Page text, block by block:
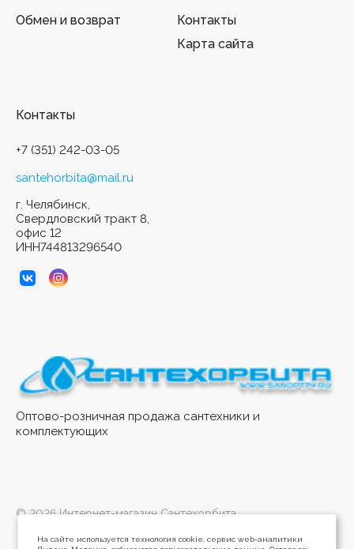
Оптово-розничная продажа сантехники и
комплектующих
Обмен и возврат
Контакты
Карта сайта
Контакты
+7 (351) 242-03-05
santehorbita@mail.ru
г. Челябинск,
Свердловский тракт 8,
офис 12
ИНН744813296540
© 2026 Интернет-магазин Сантехорбита
На сайте используется технология cookie, сервис web-аналитики